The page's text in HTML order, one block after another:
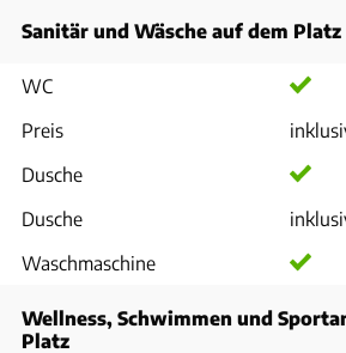
Sanitär und Wäsche auf dem Platz
WC
Preis
Dusche
Dusche
Waschmaschine
Wellness, Schwimmen und
Platz